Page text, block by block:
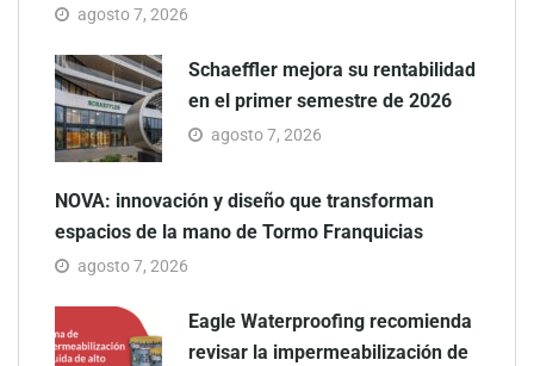
agosto 7, 2026
Schaeffler mejora su rentabilidad
en el primer semestre de 2026
agosto 7, 2026
NOVA: innovación y diseño que transforman
espacios de la mano de Tormo Franquicias
agosto 7, 2026
Eagle Waterproofing recomienda
revisar la impermeabilización de